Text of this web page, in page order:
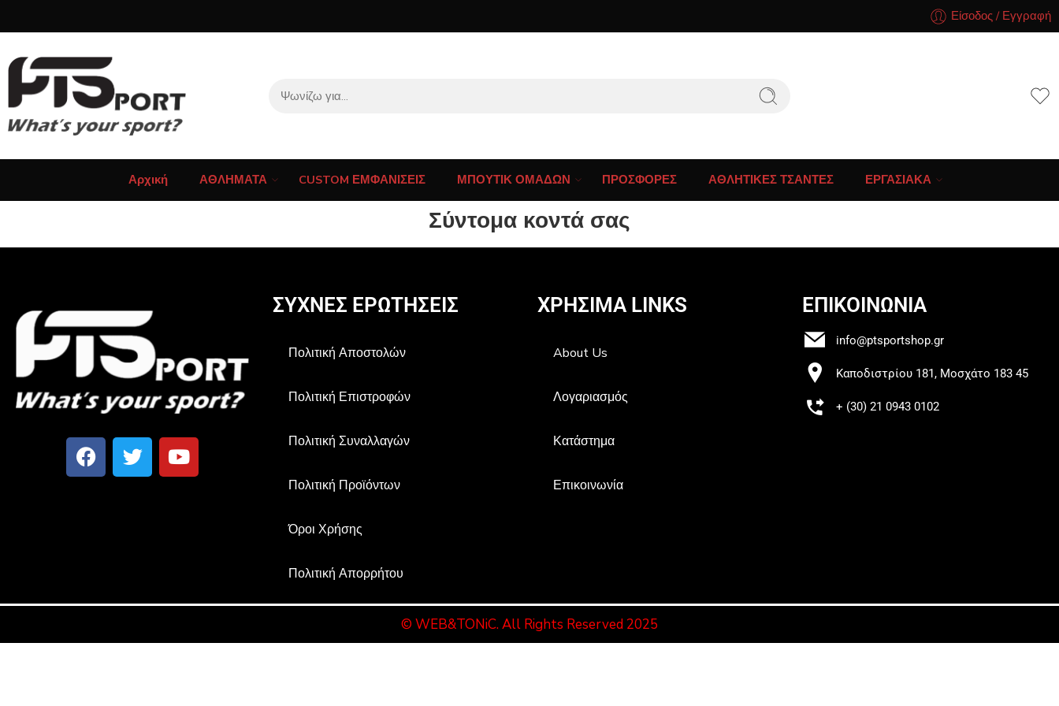
Είσοδος / Εγγραφή
Αρχική ΑΘΛΗΜΑΤΑ CUSTOM ΕΜΦΑΝΙΣΕΙΣ ΜΠΟΥΤΙΚ ΟΜΑΔΩΝ ΠΡΟΣΦΟΡΕΣ ΑΘΛΗΤΙΚΕΣ ΤΣΑΝΤΕΣ ΕΡΓΑΣΙΑΚΑ
Σύντομα κοντά σας
ΣΥΧΝΕΣ ΕΡΩΤΗΣΕΙΣ
Πολιτική Αποστολών
Πολιτική Επιστροφών
Πολιτική Συναλλαγών
Πολιτική Προϊόντων
Όροι Χρήσης
Πολιτική Απορρήτου
ΧΡΗΣIΜΑ LINKS
About Us
Λογαριασμός
Κατάστημα
Επικοινωνία
ΕΠΙΚΟΙΝΩΝΙΑ
info@ptsportshop.gr
Καποδιστρίου 181, Μοσχάτο 183 45
+ (30) 21 0943 0102
© WEB&TONiC. All Rights Reserved 2025